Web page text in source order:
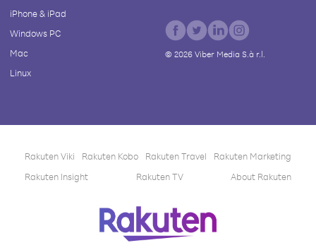
iPhone & iPad
Windows PC
Mac
Linux
© 2026Viber Media S.à r.l.
Rakuten Viki Rakuten Kobo Rakuten Travel
Rakuten Marketing
Rakuten Insight
Rakuten TV About Rakuten